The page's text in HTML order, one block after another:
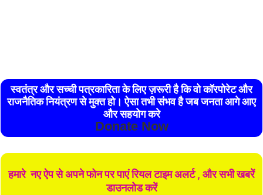
स्वतंत्र और सच्ची पत्रकारिता के लिए ज़रूरी है कि वो कॉरपोरेट और
राजनैतिक नियंत्रण से मुक्त हो। ऐसा तभी संभव है जब जनता आगे आए
और सहयोग करे
Donate Now
हमारे नए ऐप से अपने फोन पर पाएं रियल टाइम अलर्ट , और सभी खबरें
डाउनलोड करें